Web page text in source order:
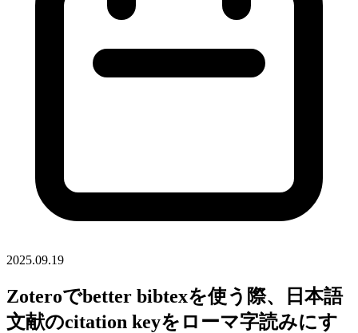
2025.09.19
Zoteroでbetter bibtexを使う際、日本語
文献のcitation keyをローマ字読みにす